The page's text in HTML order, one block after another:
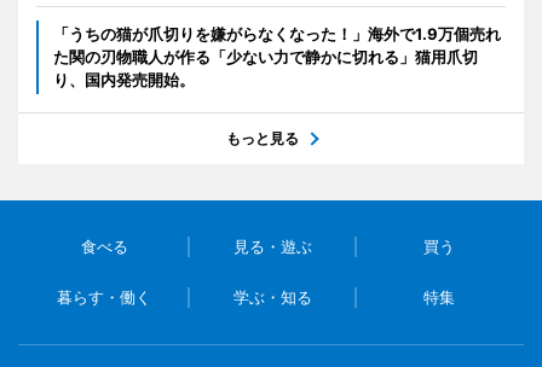
「うちの猫が爪切りを嫌がらなくなった！」海外で1.9万個売れ
た関の刃物職人が作る「少ない力で静かに切れる」猫用爪切
り、国内発売開始。
もっと見る
食べる 見る・遊ぶ 買う
暮らす・働く 学ぶ・知る 特集